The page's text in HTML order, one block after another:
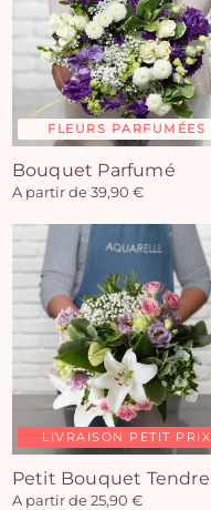
FLEURS PARFUMÉES
Bouquet Parfumé
A partir de 39,90 €
LIVRAISON PETIT PRIX
Petit Bouquet Tendre
A partir de 25,90 €